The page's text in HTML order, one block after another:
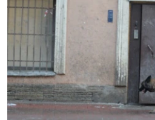
СИБИРЬ.РЕАЛИИ
РАСПИСАНИЕ ВЕЩАНИЯ
ПОДПИШИТЕСЬ НА РАССЫЛКУ
СОЦИАЛЬНЫЕ СЕТИ